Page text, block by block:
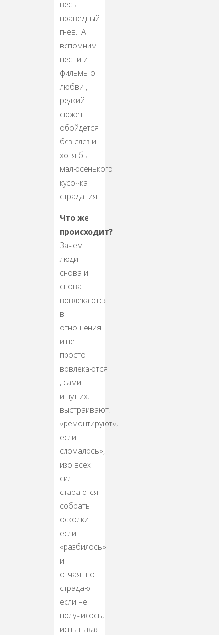
весь
праведный
гнев. А
вспомним
песни и
фильмы о
любви ,
редкий
сюжет
обойдется
без слез и
хотя бы
малюсенького
кусочка
страдания.
Что же
происходит?
Зачем
люди
снова и
снова
вовлекаются
в
отношения
и не
просто
вовлекаются
, сами
ищут их,
выстраивают,
«ремонтируют»,
если
сломалось»,
изо всех
сил
стараются
собрать
осколки
если
«разбилось»
и
отчаянно
страдают
если не
получилось,
испытывая